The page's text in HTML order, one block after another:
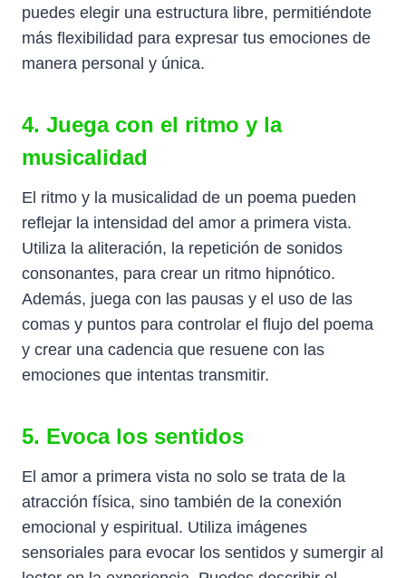
puedes elegir una estructura libre, permitiéndote
más flexibilidad para expresar tus emociones de
manera personal y única.
4. Juega con el ritmo y la
musicalidad
El ritmo y la musicalidad de un poema pueden
reflejar la intensidad del amor a primera vista.
Utiliza la aliteración, la repetición de sonidos
consonantes, para crear un ritmo hipnótico.
Además, juega con las pausas y el uso de las
comas y puntos para controlar el flujo del poema
y crear una cadencia que resuene con las
emociones que intentas transmitir.
5. Evoca los sentidos
El amor a primera vista no solo se trata de la
atracción física, sino también de la conexión
emocional y espiritual. Utiliza imágenes
sensoriales para evocar los sentidos y sumergir al